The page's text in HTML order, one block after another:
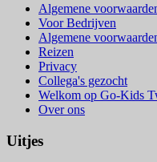
Algemene
Voor Bedrijven
Algemene
Reizen
Privacy
Collega's gezocht
Welkom op Go-Kids
Over ons
Uitjes